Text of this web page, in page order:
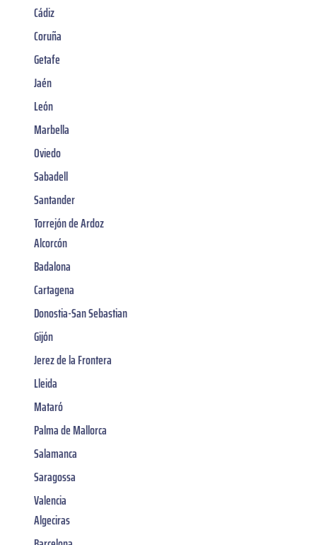
Cádiz
Coruña
Getafe
Jaén
León
Marbella
Oviedo
Sabadell
Santander
Torrejón de Ardoz
Alcorcón
Badalona
Cartagena
Donostia-San Sebastian
Gijón
Jerez de la Frontera
Lleida
Mataró
Palma de Mallorca
Salamanca
Saragossa
Valencia
Algeciras